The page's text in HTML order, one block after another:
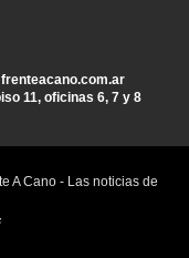
11, oficinas 6, 7 y 8
A Cano - Las noticias de